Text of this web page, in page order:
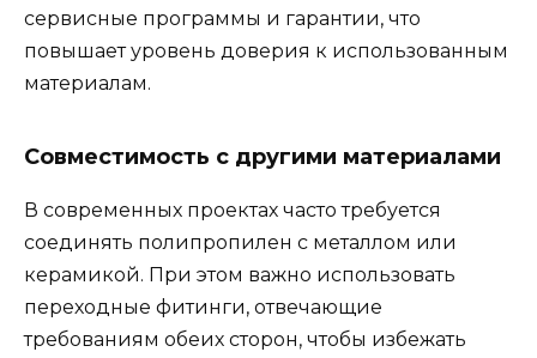
сервисные программы и гарантии, что
повышает уровень доверия к использованным
материалам.
Совместимость с другими материалами
В современных проектах часто требуется
соединять полипропилен с металлом или
керамикой. При этом важно использовать
переходные фитинги, отвечающие
требованиям обеих сторон, чтобы избежать